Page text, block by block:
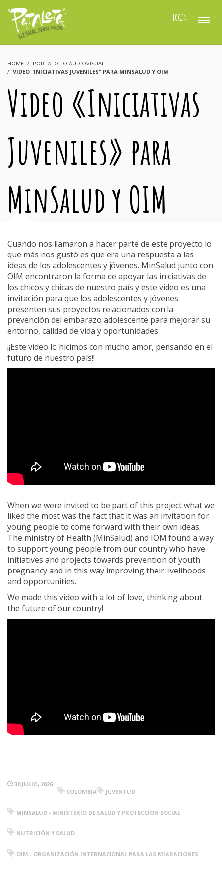
LOGIN
HOME
PORTAFOLIO AUDIOVISUAL
VIDEO "INICIATIVAS JUVENILES" PARA MINSALUD Y OIM
Video «Iniciativas
Juveniles» para
MinSalud y OIM
Cuando nos llamaron a hacer parte de este proyecto lo
que más nos gustó es que era una respuesta a las
ideas de los adolescentes y jóvenes. MinSalud junto con
OIM encontraron la forma de apoyar las iniciativas de
los chicos y chicas de nuestro país y este video es una
invitación para que los adolescentes y jóvenes
presenten sus proyectos relacionados con la
prevención del embarazo adolescente para mejorar su
entorno, calidad de vida y oportunidades.
¡¡Este video lo hicimos con mucho amor, pensando en el
futuro de nuestro país!!
When we were invited to be part of this project what we
liked the most was the fact that it was an invitation for
young people to come forward with their own ideas.
The ministry of Health (MinSalud) and IOM found a way
to support young people from our country who have
initiatives and projects towards prevention of youth
pregnancy and in this way improving their livelihoods
and opportunities.
We made this video with a lot of love, thinking about
the future of our country!
30 JULIO, 2026
COLOMBIA
JUVENTUD
MINSALUD - MINISTERIO DE SALUD Y PROTECCIÓN SOCIAL
NUTRICIÓN Y SALUD
OIM - ORGANIZACIÓN INTERNACIONAL PARA LAS MIGRACIONES